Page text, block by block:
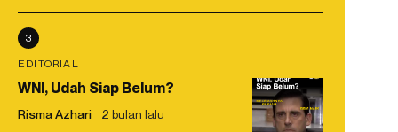
3
EDITORIAL
WNI, Udah Siap Belum?
Risma Azhari 2 bulan lalu